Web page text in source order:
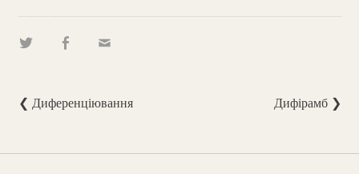
❮ Диференціювання Дифірамб ❯